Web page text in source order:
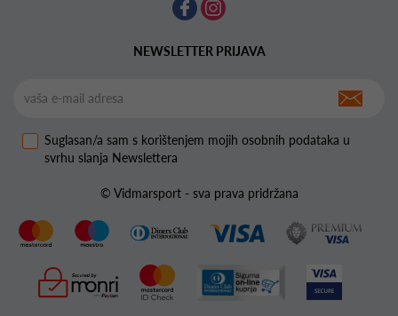
NEWSLETTER PRIJAVA
Suglasan/a sam s korištenjem mojih osobnih podataka u
svrhu slanja Newslettera
© Vidmarsport - sva prava pridržana